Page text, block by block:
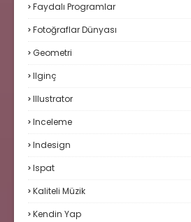
Faydalı Programlar
Fotoğraflar Dünyası
Geometri
Ilginç
Illustrator
Inceleme
Indesign
Ispat
Kaliteli Müzik
Kendin Yap